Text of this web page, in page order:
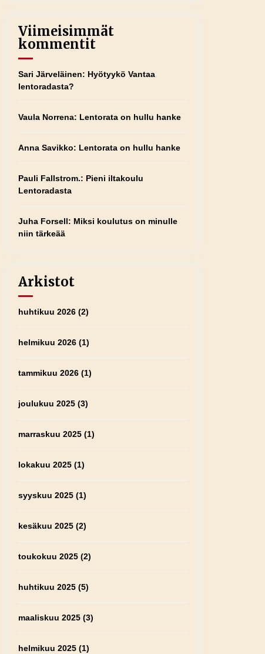
Viimeisimmät
kommentit
Sari Järveläinen: Hyötyykö Vantaa
lentoradasta?
Vaula Norrena: Lentorata on hullu hanke
Anna Savikko: Lentorata on hullu hanke
Pauli Fallstrom.: Pieni iltakoulu
Lentoradasta
Juha Forsell: Miksi koulutus on minulle
niin tärkeää
Arkistot
huhtikuu 2026 (2)
helmikuu 2026 (1)
tammikuu 2026 (1)
joulukuu 2025 (3)
marraskuu 2025 (1)
lokakuu 2025 (1)
syyskuu 2025 (1)
kesäkuu 2025 (2)
toukokuu 2025 (2)
huhtikuu 2025 (5)
maaliskuu 2025 (3)
helmikuu 2025 (1)